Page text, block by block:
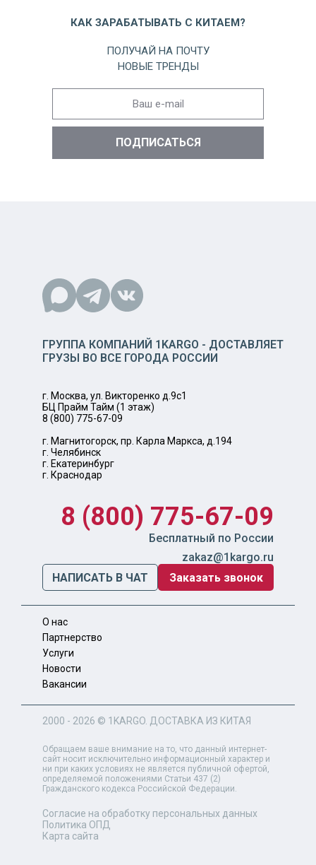
КАК ЗАРАБАТЫВАТЬ С КИТАЕМ?
ПОЛУЧАЙ НА ПОЧТУ
НОВЫЕ ТРЕНДЫ
ГРУППА КОМПАНИЙ 1KARGO - ДОСТАВЛЯЕТ
ГРУЗЫ ВО ВСЕ ГОРОДА РОССИИ
г. Москва, ул. Викторенко д.9с1
БЦ Прайм Тайм (1 этаж)
8 (800) 775-67-09
г. Магнитогорск, пр. Карла Маркса, д.194
г. Челябинск
г. Екатеринбург
г. Краснодар
8 (800) 775-67-09
Бесплатный по России
zakaz@1kargo.ru
НАПИСАТЬ В ЧАТ
Заказать звонок
О нас
Партнерство
Услуги
Новости
Вакансии
2000 - 2026 © 1KARGO . ДОСТАВКА ИЗ КИТАЯ
Обращаем ваше внимание на то, что данный интернет-
сайт носит исключительно информационный характер и
ни при каких условиях не является публичной офертой,
определяемой положениями Статьи 437 (2)
Гражданского кодекса Российской Федерации.
Согласие на обработку персональных данных
Политика ОПД
Карта сайта